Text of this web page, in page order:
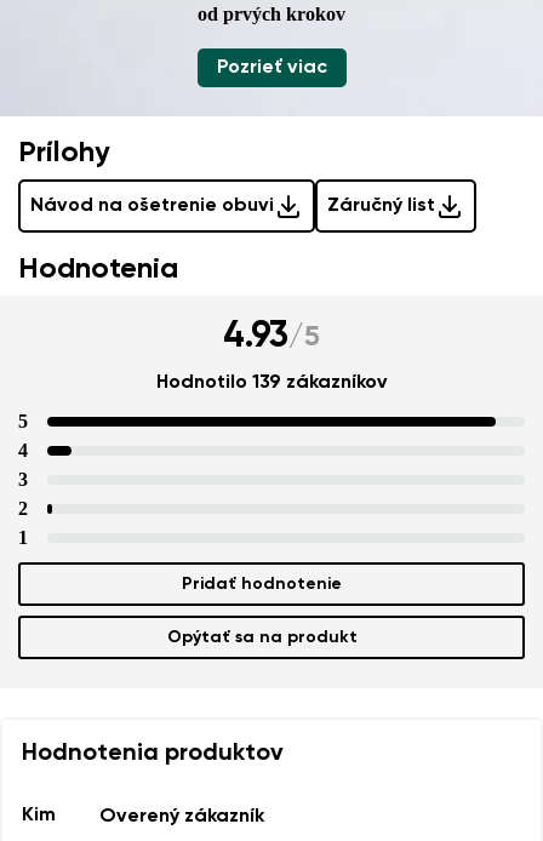
od prvých krokov
Pozrieť viac
Prílohy
Návod na ošetrenie obuvi Záručný list
Hodnotenia
4.93/5
Hodnotilo 139 zákazníkov
5
4
3
2
1
Pridať hodnotenie
Opýtať sa na produkt
Hodnotenia produktov
Kim Overený zákazník